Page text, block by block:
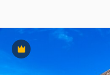
Premium